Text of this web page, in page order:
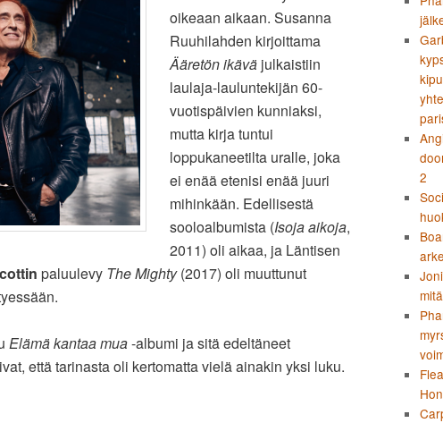
oikeaan aikaan. Susanna
Ruuhilahden kirjoittama
Ääretön ikävä julkaistiin
laulaja-lauluntekijän 60-
vuotispäivien kunniaksi,
mutta kirja tuntui
loppukaneetilta uralle, joka
ei enää etenisi enää juuri
mihinkään. Edellisestä
sooloalbumista (Isoja aikoja,
2011) oli aikaa, ja Läntisen
paluulevy The Mighty(2017) oli muuttunut
Elämä kantaa mua-albumi ja sitä edeltäneet
että tarinasta oli kertomatta vielä ainakin yksi luku.
2